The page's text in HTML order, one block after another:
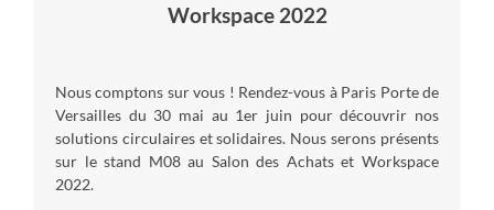
Workspace 2022
Nous comptons sur vous ! Rendez-vous à Paris Porte de
Versailles du 30 mai au 1er juin pour découvrir nos
solutions circulaires et solidaires. Nous serons présents
sur le stand M08 au Salon des Achats et Workspace
2022.